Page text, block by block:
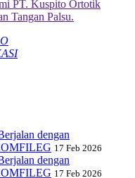
PT. Kuspito Ortotik
Tangan Palsu.
dengan
17 Feb 2026
dengan
17 Feb 2026